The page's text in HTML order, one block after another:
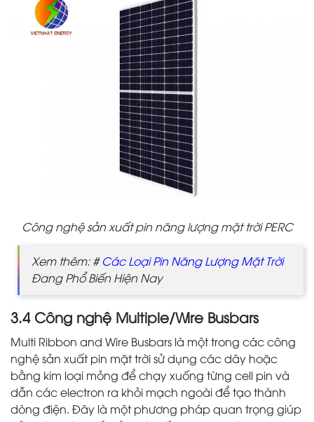
Công nghệ sản xuất pin năng lượng mặt trời PERC
Xem thêm: #Các Loại Pin Năng Lượng Mặt Trời
Đang Phổ Biến Hiện Nay
3.4 Công nghệ Multiple/Wire Busbars
Multi Ribbon and Wire Busbars là một trong các công
nghệ sản xuất pin mặt trời sử dụng các dây hoặc
bằng kim loại mỏng để chạy xuống từng cell pin và
dẫn các electron ra khỏi mạch ngoài để tạo thành
dòng điện. Đây là một phương pháp quan trọng giúp